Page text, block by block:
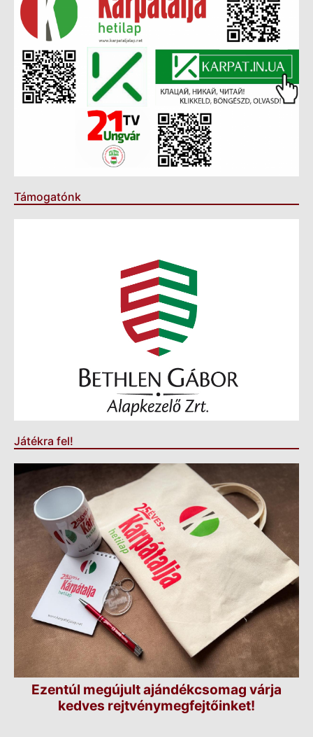
Támogatónk
Játékra fel!
Ezentúl megújult ajándékcsomag várja
kedves rejtvénymegfejtőinket!